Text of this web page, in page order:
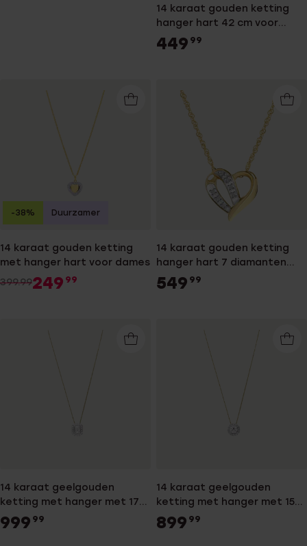
14 karaat gouden ketting
hanger hart 42 cm voor
dames
449 99
14 karaat gouden ketting
met hanger hart voor dames
399.99249 99
-38% Duurzamer
14 karaat gouden ketting
hanger hart 7 diamanten
0,03ct voor dames
549 99
14 karaat geelgouden
ketting met hanger met 17
labgrown diamanten
0.505ctvoor dames
999 99
14 karaat geelgouden
ketting met hanger met 15
labgrown diamanten 0,50ct
voor dames
899 99